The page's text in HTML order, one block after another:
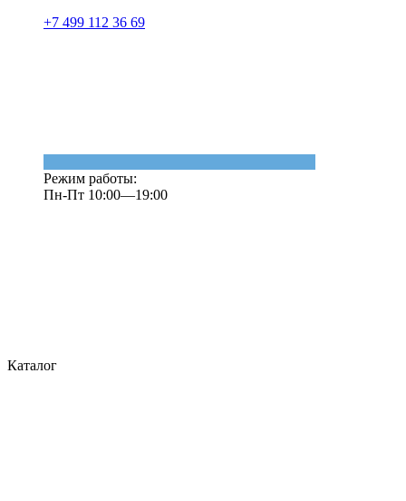
+7 499 112 36 69
Режим работы:
Пн-Пт 10:00—19:00
Каталог